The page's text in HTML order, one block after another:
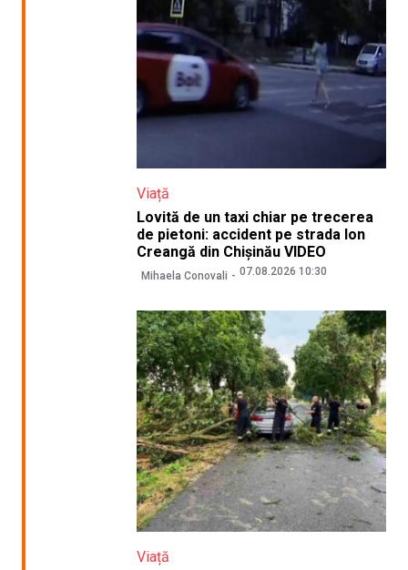
Viață
Lovită de un taxi chiar pe trecerea
de pietoni: accident pe strada Ion
Creangă din Chișinău VIDEO
Mihaela Conovali 07.08.2026 10:30
Viață